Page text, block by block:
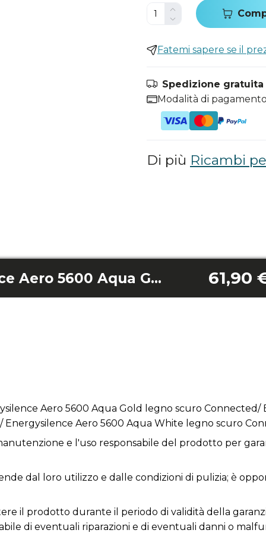
Fatemi sapere se il
Spedizione gratuita
Modalità di
Di più Ricambi
Lame Energysilence Aero 5600 Aqua Gold legno scuro Connected/ Energysilence Aero 5600 Aqua Iron legno scuro Connected/ Energysilence Aero 5600 Aqua White legno scuro Connected 61,90
Aero 5600 Aqua Gold legno scuro Connected/
Aero 5600 Aqua White legno scuro
e l'uso responsabile del prodotto per
dal loro utilizzo e dalle condizioni di pulizia; è
il prodotto durante il periodo di validità della
di eventuali riparazioni e di eventuali danni o